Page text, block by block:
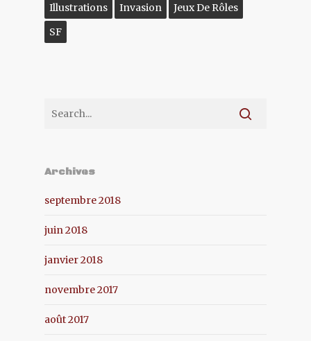
Illustrations
Invasion
Jeux De Rôles
SF
Archives
septembre 2018
juin 2018
janvier 2018
novembre 2017
août 2017